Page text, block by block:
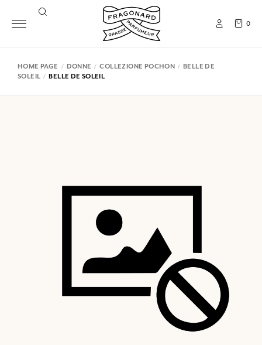
0
HOME PAGE DONNE COLLEZIONE POCHON
BELLE DE
SOLEIL
BELLE DE SOLEIL